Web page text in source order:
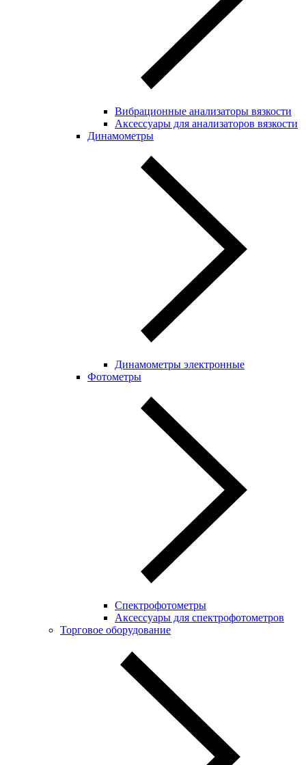
Вибрационные анализаторы вязкости
Аксессуары для анализаторов вязкости
Динамометры
Динамометры электронные
Фотометры
Спектрофотометры
Аксессуары для спектрофотометров
Торговое оборудование